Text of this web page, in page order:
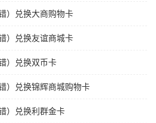
）兑换大商购物卡
）兑换友谊商城卡
）兑换双币卡
）兑换锦辉商城购物卡
）兑换利群金卡